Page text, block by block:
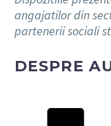
angajatilor din
partenerii sociali
DESPRE